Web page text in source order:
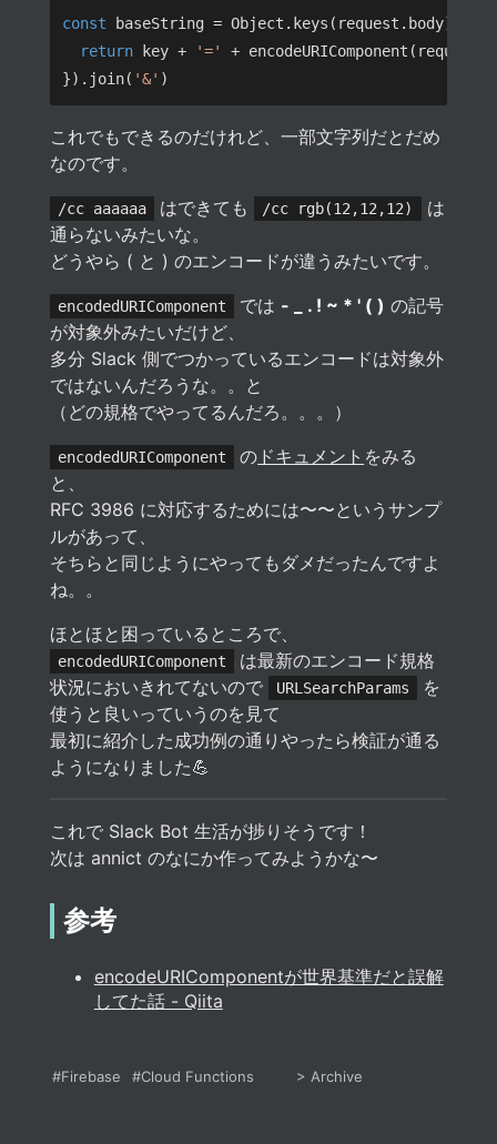
const baseString =
return key +
'='
}).join( '&'
これでもできるのだけれど、一部文字列だとだめ
なのです。
/cc aaaaaa はできても /cc rgb(12,12,12)
は
通らないみたいな。
どうやら ( と ) のエンコードが違うみたいです。
encodedURIComponent では - _ . ! ~ * ' ( ) の記号
が対象外みたいだけど、
多分 Slack 側でつかっているエンコードは対象外
ではないんだろうな。。と
（どの規格でやってるんだろ。。。）
encodedURIComponent の ドキュメント をみる
と、
RFC 3986 に対応するためには〜〜というサンプ
ルがあって、
そちらと同じようにやってもダメだったんですよ
ね。。
ほとほと困っているところで、
encodedURIComponent
は最新のエンコード規格
状況においきれてないので
URLSearchParams
を
使うと良いっていうのを見て
最初に紹介した成功例の通りやったら検証が通る
ようになりました💪
これで Slack Bot 生活が捗りそうです！
次は annict のなにか作ってみようかな〜
参考
encodeURIComponentが世界基準だと誤解
してた話 - Qiita
#Firebase #Cloud Functions > Archive